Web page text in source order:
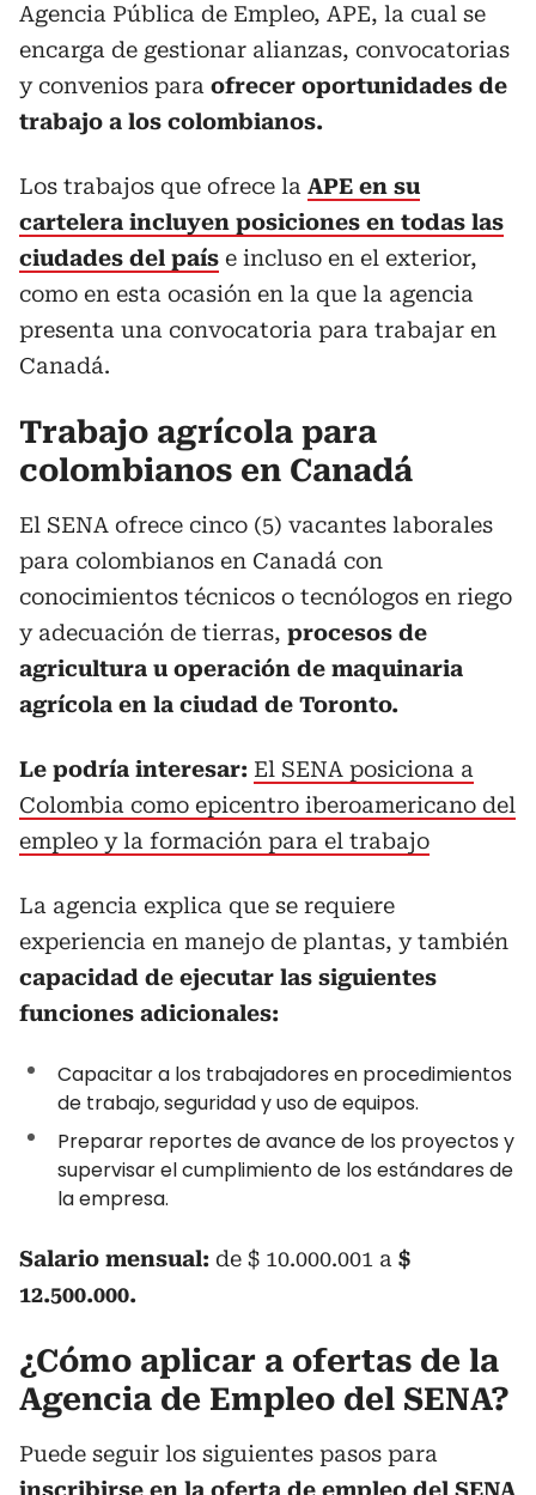
Agencia Pública de Empleo, APE, la cual se
encarga de gestionar alianzas, convocatorias
y convenios para ofrecer oportunidades de
trabajo a los colombianos.
Los trabajos que ofrece la APE en su
cartelera incluyen posiciones en todas las
ciudades del país e incluso en el exterior,
como en esta ocasión en la que la agencia
presenta una convocatoria para trabajar en
Canadá.
Trabajo agrícola para
colombianos en Canadá
El SENA ofrece cinco (5) vacantes laborales
para colombianos en Canadá con
conocimientos técnicos o tecnólogos en riego
y adecuación de tierras, procesos de
agricultura u operación de maquinaria
agrícola en la ciudad de Toronto.
Le podría interesar: El SENA posiciona a
Colombia como epicentro iberoamericano del
empleo y la formación para el trabajo
La agencia explica que se requiere
experiencia en manejo de plantas, y también
capacidad de ejecutar las siguientes
funciones adicionales:
Capacitar a los trabajadores en procedimientos
de trabajo, seguridad y uso de equipos.
Preparar reportes de avance de los proyectos y
supervisar el cumplimiento de los estándares de
la empresa.
Salario mensual: de $ 10.000.001 a $
12.500.000.
¿Cómo aplicar a ofertas de la
Agencia de Empleo del SENA?
Puede seguir los siguientes pasos para
inscribirse en la oferta de empleo del SENA